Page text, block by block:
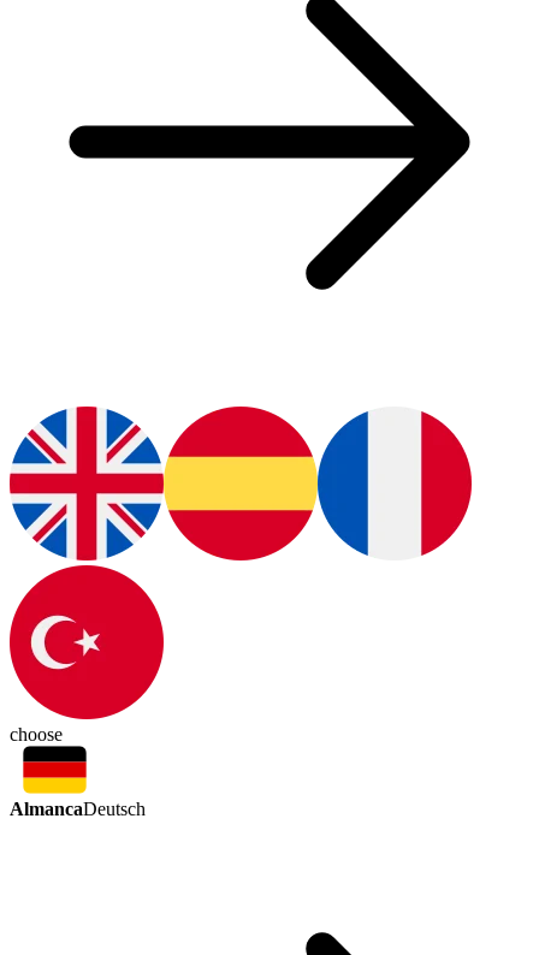
choose
AlmancaDeutsch